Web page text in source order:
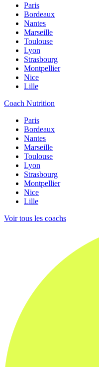
Paris
Bordeaux
Nantes
Marseille
Toulouse
Lyon
Strasbourg
Montpellier
Nice
Lille
Coach Nutrition
Paris
Bordeaux
Nantes
Marseille
Toulouse
Lyon
Strasbourg
Montpellier
Nice
Lille
Voir tous les coachs